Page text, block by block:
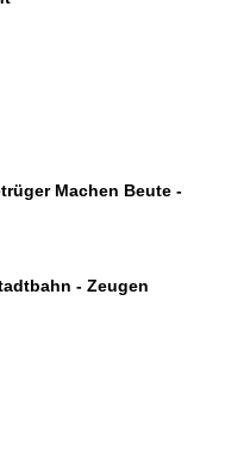
Machen Beute -
- Zeugen